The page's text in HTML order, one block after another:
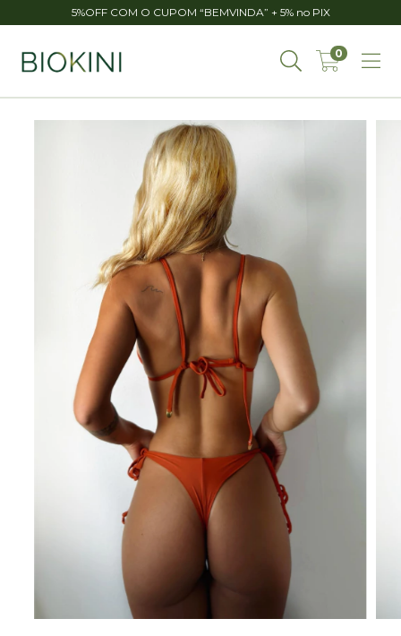
5%OFF COM O CUPOM “BEMVINDA” + 5% no PIX
0